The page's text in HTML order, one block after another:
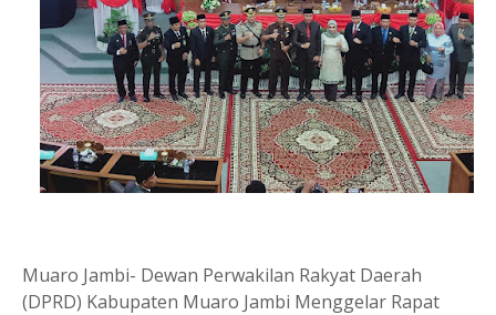
Muaro Jambi- Dewan Perwakilan Rakyat Daerah
(DPRD) Kabupaten Muaro Jambi Menggelar Rapat